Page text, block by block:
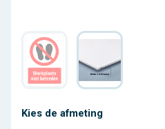
Kies de afmeting